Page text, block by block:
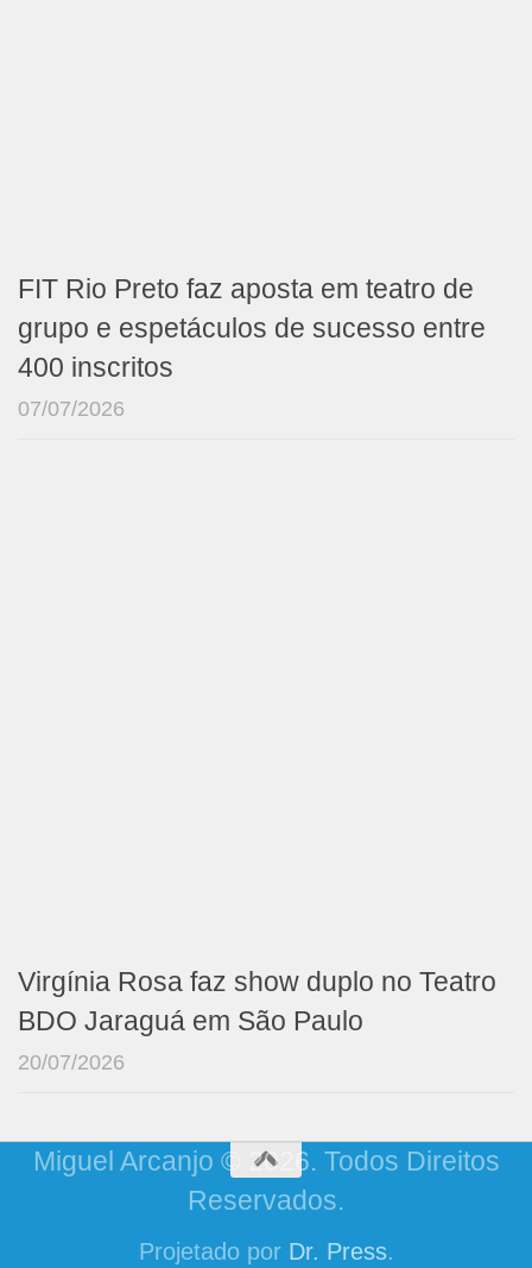
FIT Rio Preto faz aposta em teatro de
grupo e espetáculos de sucesso entre
400 inscritos
07/07/2026
Virgínia Rosa faz show duplo no Teatro
BDO Jaraguá em São Paulo
20/07/2026
Miguel Arcanjo © 2026. Todos Direitos
Reservados.
Projetado por Dr. Press.